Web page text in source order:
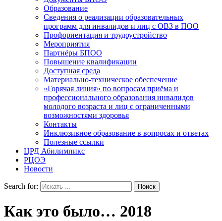
Образование
Сведения о реализации образовательных
программ для инвалидов и лиц с ОВЗ в ПОО
Профориентация и трудоустройство
Мероприятия
Партнёры БПОО
Повышение квалификации
Доступная среда
Материально-техническое обеспечение
«Горячая линия» по вопросам приёма и
профессионального образования инвалидов
молодого возраста и лиц с ограниченными
возможностями здоровья
Контакты
Инклюзивное образование в вопросах и ответах
Полезные ссылки
ЦРД Абилимпикс
РЦОЭ
Новости
Search for:
Как это было… 2018